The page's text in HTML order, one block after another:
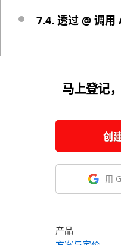
7.4. 透过 @ 调用
马上登记
创
用
产品